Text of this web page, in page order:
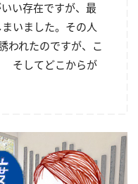
い存在ですが、最
いました。その人
われたのですが、こ
そしてどこからが